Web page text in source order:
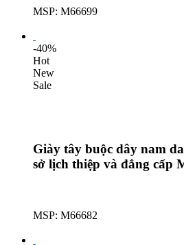
MSP: M66699
-40%
Hot
New
Sale
Giày tây buộc dây nam
sở lịch thiệp và đẳng cấp
MSP: M66682